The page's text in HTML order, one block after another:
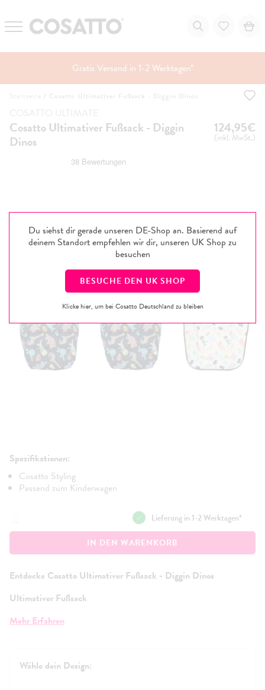
Zum
Gratis Versand in 1-2 Werktagen*
Du siehst dir gerade unseren DE-Shop an. Basierend auf
deinem Standort empfehlen wir dir, unseren UK Shop zu
besuchen
BESUCHE DEN UK SHOP
Klicke hier, um bei Cosatto Deutschland zu bleiben
/
Cosatto Ultimativer Fußsack - Diggin
Dinos
124,95€
(inkl. MwSt.)
Spezifikationen:
Cosatto Styling
Passend zum Kinderwagen
Lieferung in 1-2 Werktagen*
IN DEN WARENKORB
Entdecke Cosatto Ultimativer Fußsack - Diggin Dinos
Ultimativer Fußsack
Dieser luxuriöse, kuschelige Kokon, der perfekt auf deinen
Mehr Erfahren
Wähle dein Design: